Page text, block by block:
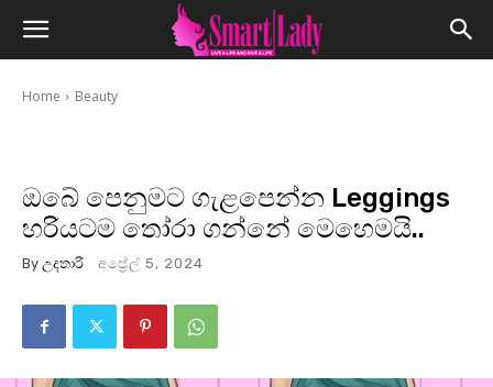
Home Beauty
ඔබේ පෙනුමට ගැළපෙන්න Leggings
හරියටම තෝරා ගන්නේ මෙහෙමයි..
By උදතාරි අප්‍රේල් 5, 2024